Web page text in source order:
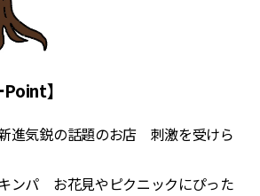
】
進気鋭の話題のお店 刺激を受けら
ンパ お花見やピクニックにぴった